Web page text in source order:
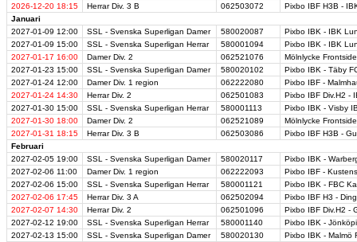
2026-12-20 18:15 Herrar Div. 3 B 062503072
Pixbo IBF H3B -
Januari
2027-01-09 12:00 SSL - Svenska Superligan Damer 580020087
Pixbo IBK - IBK
2027-01-09 15:00 SSL - Svenska Superligan Herrar 580001094
Pixbo IBK - IBK
2027-01-17 16:00 Damer Div. 2 062521076
Mölnlycke
2027-01-23 15:00 SSL - Svenska Superligan Damer 580020102
Pixbo IBK - Täby
2027-01-24 12:00 Damer Div. 1 region 062222080
Pixbo IBF -
2027-01-24 14:30 Herrar Div. 2 062501083
Pixbo IBF Div.H2 -
2027-01-30 15:00 SSL - Svenska Superligan Herrar 580001113
Pixbo IBK - Visby
2027-01-30 18:00 Damer Div. 2 062521089
Mölnlycke
2027-01-31 18:15 Herrar Div. 3 B 062503086
Pixbo IBF H3B -
Februari
2027-02-05 19:00 SSL - Svenska Superligan Damer 580020117
Pixbo IBK -
2027-02-06 11:00 Damer Div. 1 region 062222093
Pixbo IBF -
2027-02-06 15:00 SSL - Svenska Superligan Herrar 580001121
Pixbo IBK - FBC
2027-02-06 17:45 Herrar Div. 3 A 062502094
Pixbo IBF H3 -
2027-02-07 14:30 Herrar Div. 2 062501096
Pixbo IBF Div.H2 -
2027-02-12 19:00 SSL - Svenska Superligan Herrar 580001140
Pixbo IBK -
2027-02-13 15:00 SSL - Svenska Superligan Damer 580020130
Pixbo IBK - Malmö